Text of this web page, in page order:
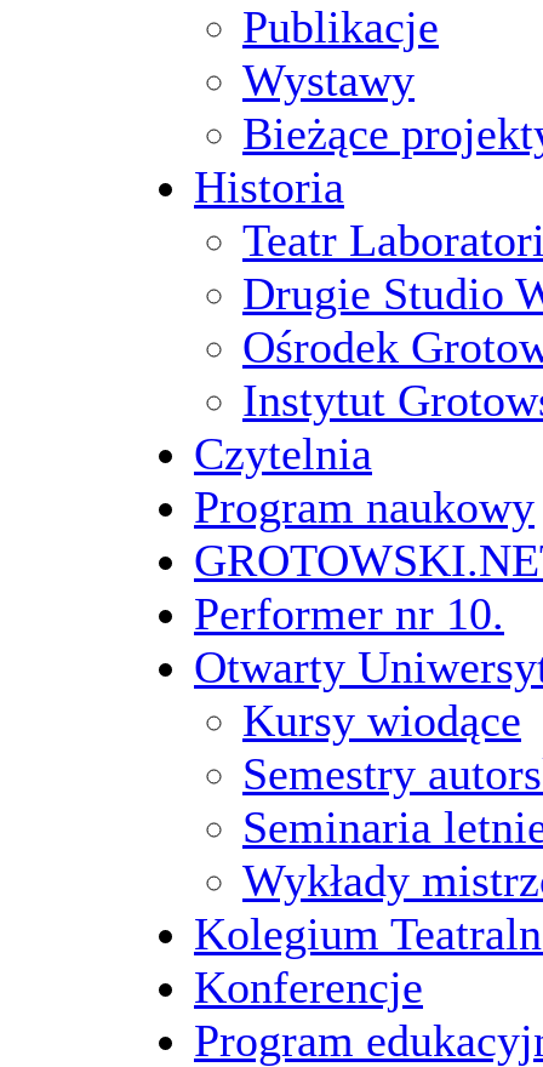
Publikacje
Wystawy
Bieżące
Historia
Teatr
Drugie Studio
Ośrodek
Instytut
Czytelnia
Program naukowy
Performer nr 10.
Otwarty
Kursy wiodące
Semestry
Seminaria
Wykłady
Kolegium
Konferencje
Program